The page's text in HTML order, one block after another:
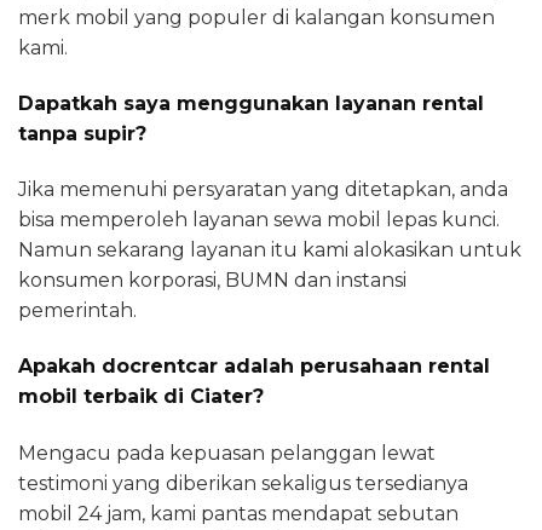
merk mobil yang populer di kalangan konsumen
kami.
Dapatkah saya menggunakan layanan rental
tanpa supir?
Jika memenuhi persyaratan yang ditetapkan, anda
bisa memperoleh layanan sewa mobil lepas kunci.
Namun sekarang layanan itu kami alokasikan untuk
konsumen korporasi, BUMN dan instansi
pemerintah.
Apakah docrentcar adalah perusahaan rental
mobil terbaik di Ciater?
Mengacu pada kepuasan pelanggan lewat
testimoni yang diberikan sekaligus tersedianya
mobil 24 jam, kami pantas mendapat sebutan